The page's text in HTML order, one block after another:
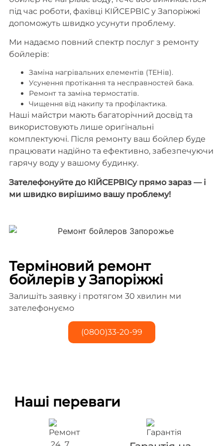
під час роботи, фахівці КІЙСЕРВІС у Запоріжжі
допоможуть швидко усунути проблему.
Ми надаємо повний спектр послуг з ремонту
бойлерів:
Заміна нагрівальних елементів (ТЕНів).
Усунення протікання та несправностей бака.
Ремонт та заміна термостатів.
Чищення від накипу та профілактика.
Наші майстри мають багаторічний досвід та
використовують лише оригінальні
комплектуючі. Після ремонту ваш бойлер буде
працювати надійно та ефективно, забезпечуючи
гарячу воду у вашому будинку.
Зателефонуйте до КІЙСЕРВІСу прямо зараз — і
ми швидко вирішимо вашу проблему!
Терміновий ремонт
бойлерів у Запоріжжі
Залишіть заявку і протягом 30 хвилин ми
зателефонуємо
(0800)33-20-99
Наші переваги